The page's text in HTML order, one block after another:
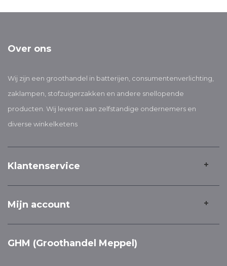
Over ons
Wij zijn een groothandel in batterijen, consumentenverlichting,
zaklampen, stofzuigerzakken en andere snellopende
producten. Wij leveren aan zelfstandige ondernemers en
diverse winkelketens
Klantenservice
Mijn account
GHM (Groothandel Meppel)